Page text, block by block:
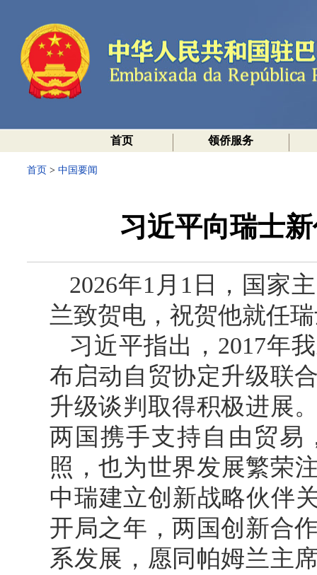
首页 领侨服务
首页 > 中国要闻
习近平向瑞士
2026年1月1日，国家
兰致贺电，祝贺他就任
习近平指出，2017年
布启动自贸协定升级联
升级谈判取得积极进展
两国携手支持自由贸易
照，也为世界发展繁荣
中瑞建立创新战略伙伴
开局之年，两国创新合
系发展，愿同帕姆兰主